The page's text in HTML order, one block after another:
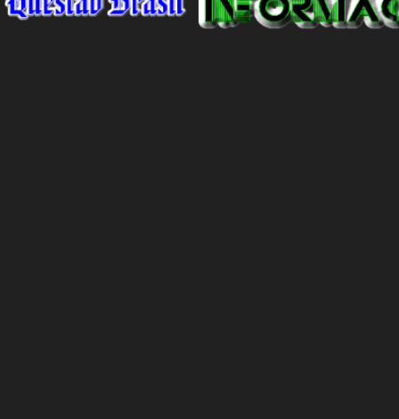
separar o comportamento desses indivíduos racistas da sociedade